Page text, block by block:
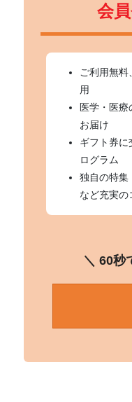
会
ご利用無料
用
医学・医療
お届け
ギフト券に
ログラム
独自の特集
など充実の
＼ 60秒